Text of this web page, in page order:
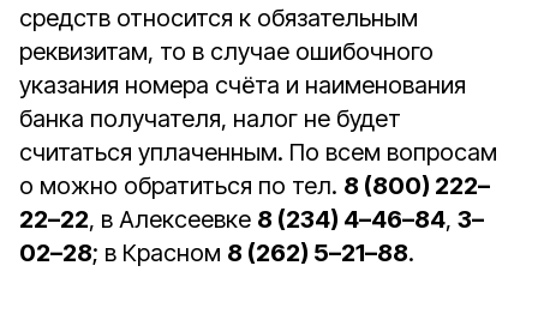
средств относится к обязательным
реквизитам, то в случае ошибочного
указания номера счёта и наименования
банка получателя, налог не будет
считаться уплаченным. По всем вопросам
о можно обратиться по тел. 8 (800) 222–
22–22, в Алексеевке 8 (234) 4–46–84, 3–
02–28; в Красном 8 (262) 5–21–88.